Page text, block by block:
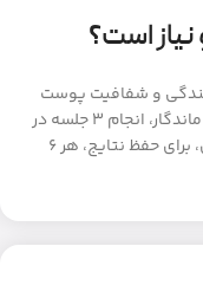
است؟
و شفافیت پوست
قابل مشاهده است. برای دستیابی به نتایج ماندگار، انجام ۳ جلسه در
فواصل ۲ هفته‌ای توصیه می‌شود. پس از آن، برای حفظ نتایج، هر ۶